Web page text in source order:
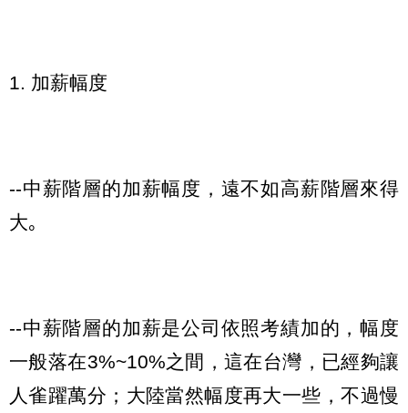
1. 加薪幅度
--中薪階層的加薪幅度，遠不如高薪階層來得
大｡
--中薪階層的加薪是公司依照考績加的，幅度
一般落在3%~10%之間，這在台灣，已經夠讓
人雀躍萬分；大陸當然幅度再大一些，不過慢